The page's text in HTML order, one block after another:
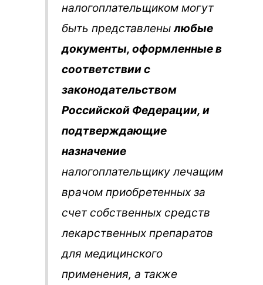
налогоплательщиком могут
быть представленылюбые
документы, оформленные в
соответствии с
законодательством
Российской Федерации, и
подтверждающие
назначение
налогоплательщику лечащим
врачом приобретенных за
счет собственных средств
лекарственных препаратов
для медицинского
применения, а также